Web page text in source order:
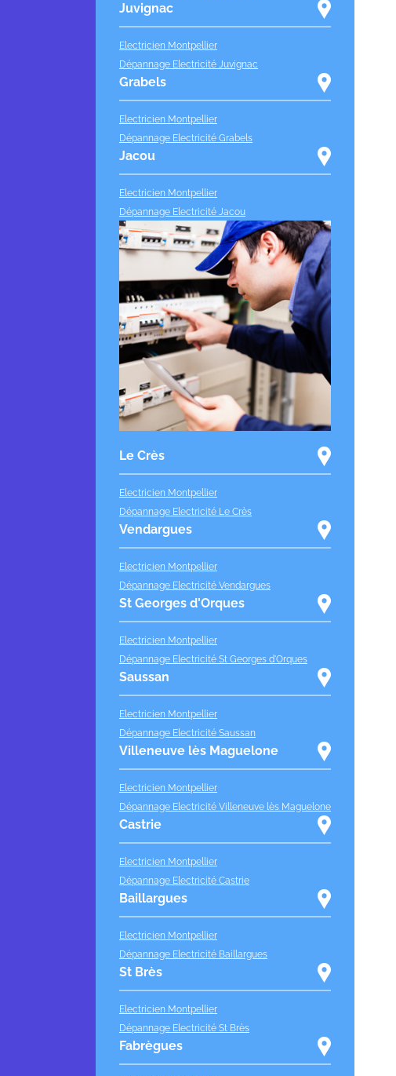
Juvignac
Electricien Montpellier
Dépannage Electricité Juvignac
Grabels
Electricien Montpellier
Dépannage Electricité Grabels
Jacou
Electricien Montpellier
Dépannage Electricité Jacou
Le Crès
Electricien Montpellier
Dépannage Electricité Le Crès
Vendargues
Electricien Montpellier
Dépannage Electricité Vendargues
St Georges d'Orques
Electricien Montpellier
Dépannage Electricité St Georges d'Orques
Saussan
Electricien Montpellier
Dépannage Electricité Saussan
Villeneuve lès Maguelone
Electricien Montpellier
Dépannage Electricité Villeneuve lès Maguelone
Castrie
Electricien Montpellier
Dépannage Electricité Castrie
Baillargues
Electricien Montpellier
Dépannage Electricité Baillargues
St Brès
Electricien Montpellier
Dépannage Electricité St Brès
Fabrègues